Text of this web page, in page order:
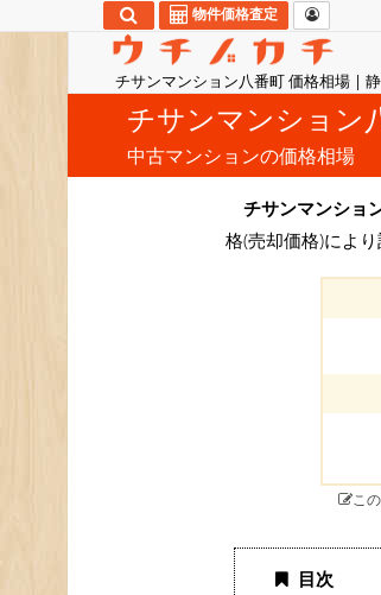
チサンマンション八番町 価格相場 |
物件価格査定
チサンマンション
中古マンションの価格相場
チサンマンショ
格(売却価格)によ
こ
目次